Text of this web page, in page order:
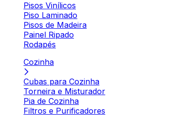
Pisos Vinílicos
Piso Laminado
Pisos de Madeira
Painel Ripado
Rodapés
Cozinha
Cubas para Cozinha
Torneira e Misturador
Pia de Cozinha
Filtros e Purificadores